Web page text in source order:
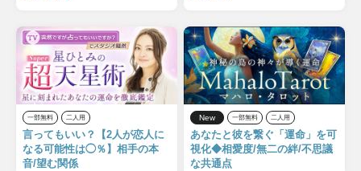
一部無料 二人用
言ってもいい？【2人が恋人に
なる可能性は◯％】相手の本
音/望む関係
New 一部無料 二人用
あなたと彼を繋ぐ「運命」を可
視化◆相愛度/無二の絆/不思議
な共通点